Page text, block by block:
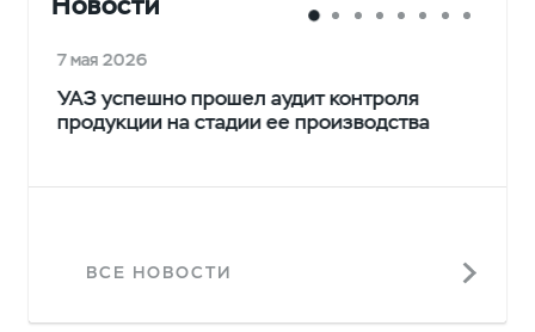
7 мая 2026
УАЗ успешно прошел аудит контроля
продукции на стадии ее производства
ВСЕ НОВОСТИ